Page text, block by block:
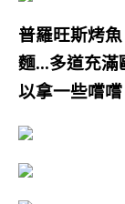
普羅旺斯烤
麵…多道充滿
以拿一些嚐嚐